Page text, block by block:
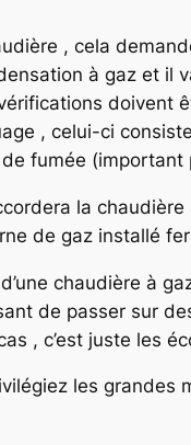
, cela
à gaz et il
doivent
, celui-ci
fumée
la
de gaz installé
chaudière à
de passer sur
, c’est juste les
les